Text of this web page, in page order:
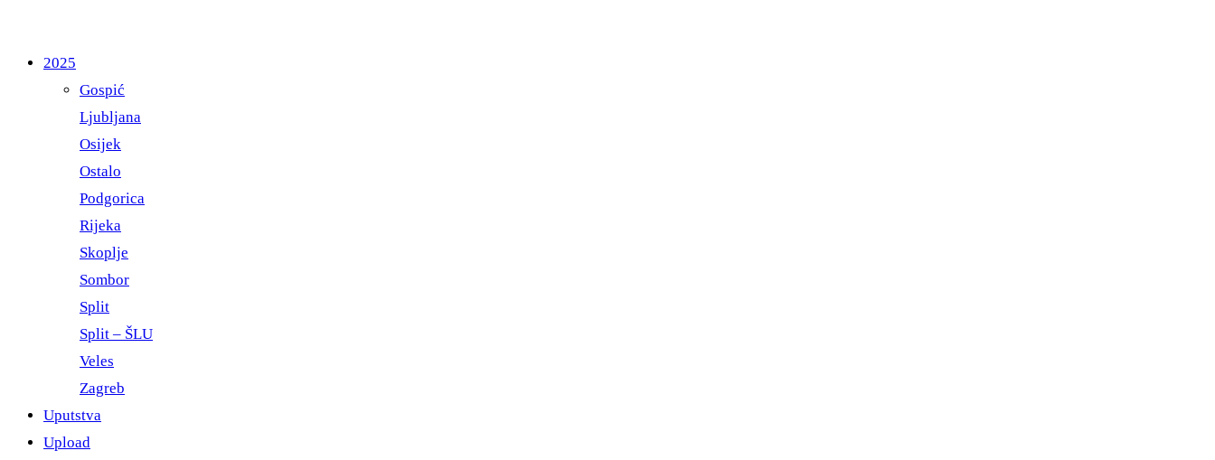
2025
Gospić
Ljubljana
Osijek
Ostalo
Podgorica
Rijeka
Skoplje
Sombor
Split
Split – ŠLU
Veles
Zagreb
Uputstva
Upload